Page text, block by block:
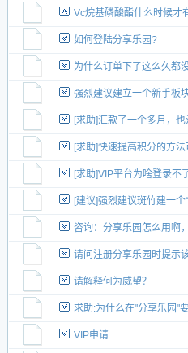
Vc烷基磷酸酯什么时候才
如何登陆分享乐园?
为什么订单下了这么久都
强烈建议建立一个新手板
[求助]汇款了一个多月，
[求助]快速提高积分的方
[求助]VIP平台为啥登录不
[建议]强烈建议斑竹建一
咨询：分享乐园怎么用啊
请问注册分享乐园时提示
请解释何为威望？
求助:为什么在"分享乐园"
VIP申请